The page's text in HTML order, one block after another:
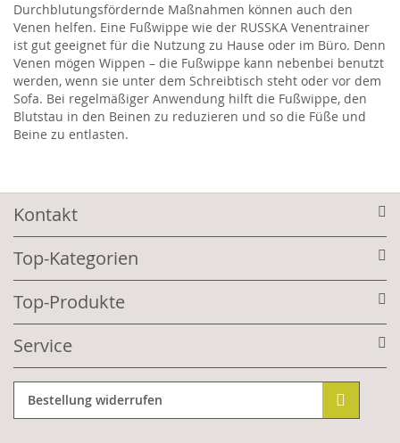
Durchblutungsfördernde Maßnahmen können auch den
Venen helfen. Eine Fußwippe wie der RUSSKA Venentrainer
ist gut geeignet für die Nutzung zu Hause oder im Büro. Denn
Venen mögen Wippen – die Fußwippe kann nebenbei benutzt
werden, wenn sie unter dem Schreibtisch steht oder vor dem
Sofa. Bei regelmäßiger Anwendung hilft die Fußwippe, den
Blutstau in den Beinen zu reduzieren und so die Füße und
Beine zu entlasten.
Kontakt
Top-Kategorien
Top-Produkte
Service
Bestellung widerrufen